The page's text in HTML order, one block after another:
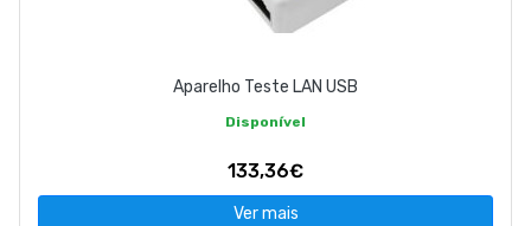
Aparelho Teste LAN USB
Disponível
133,36€
Ver mais